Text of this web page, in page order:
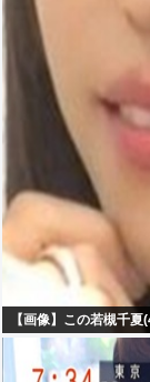
【画像】この若槻千